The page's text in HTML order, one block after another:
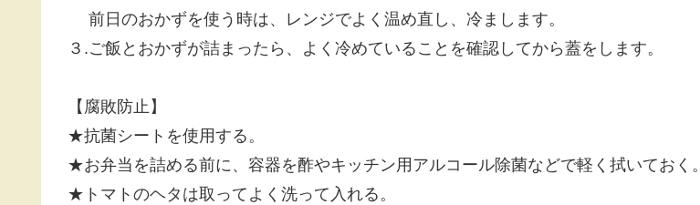
前日のおかずを使う時は、レンジでよく温め直し、冷まします。
３.ご飯とおかずが詰まったら、よく冷めていることを確認してから蓋をします。
【腐敗防止】
★抗菌シートを使用する。
★お弁当を詰める前に、容器を酢やキッチン用アルコール除菌などで軽く拭いておく。
★トマトのヘタは取ってよく洗って入れる。